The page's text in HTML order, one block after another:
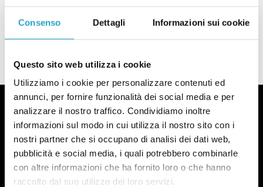
Consenso Dettagli Informazioni sui cookie
Questo sito web utilizza i cookie
Utilizziamo i cookie per personalizzare contenuti ed
annunci, per fornire funzionalità dei social media e per
analizzare il nostro traffico. Condividiamo inoltre
informazioni sul modo in cui utilizza il nostro sito con i
nostri partner che si occupano di analisi dei dati web,
pubblicità e social media, i quali potrebbero combinarle
con altre informazioni che ha fornito loro o che hanno
raccolto dal suo utilizzo dei loro servizi.
Nel 2021 sono morte 63 mila persone
in più rispetto alle attese
diLORENZO RUFFINO
Fact-checking e informazione
politica dal 2012.